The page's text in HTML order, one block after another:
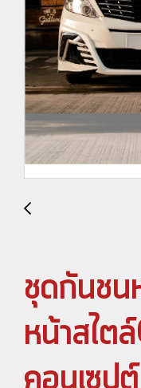
ชุดกันช
หน้าสไต